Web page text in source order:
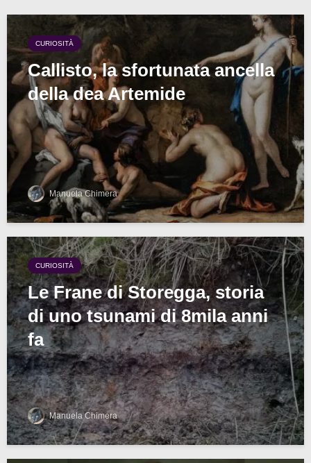
CURIOSITÀ
Callisto, la sfortunata ancella
della dea Artemide
Manuela Chimera
CURIOSITÀ
Le Frane di Storegga, storia
di uno tsunami di 8mila anni
fa
Manuela Chimera